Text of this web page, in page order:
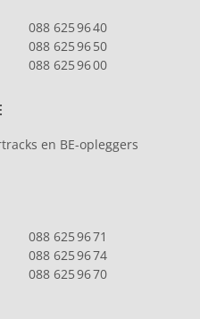
088 625 96 40
088 625 96 50
088 625 96 00
en BE-opleggers
088 625 96 71
088 625 96 74
088 625 96 70